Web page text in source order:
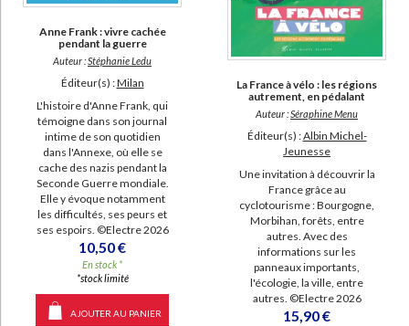
Anne Frank : vivre cachée
pendant la guerre
Auteur :Stéphanie Ledu
Éditeur(s) :Milan
L'histoire d'Anne Frank, qui
témoigne dans son journal
intime de son quotidien
dans l'Annexe, où elle se
cache des nazis pendant la
Seconde Guerre mondiale.
Elle y évoque notamment
les difficultés, ses peurs et
ses espoirs. ©Electre 2026
10,50 €
En stock *
*stock limité
AJOUTER AU PANIER
La France à vélo : les régions
autrement, en pédalant
Auteur :Séraphine Menu
Éditeur(s) :Albin Michel-
Jeunesse
Une invitation à découvrir la
France grâce au
cyclotourisme : Bourgogne,
Morbihan, forêts, entre
autres. Avec des
informations sur les
panneaux importants,
l'écologie, la ville, entre
autres. ©Electre 2026
15,90 €